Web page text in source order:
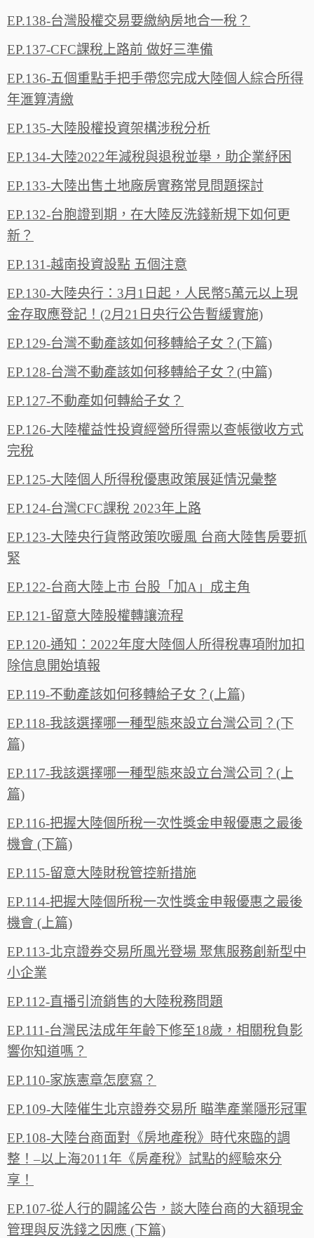
EP.138-台灣股權交易要繳納房地合一稅？
EP.137-CFC課稅上路前 做好三準備
EP.136-五個重點手把手帶您完成大陸個人綜合所得
年滙算清繳
EP.135-大陸股權投資架構涉稅分析
EP.134-大陸2022年減稅與退稅並舉，助企業紓困
EP.133-大陸出售土地廠房實務常見問題探討
EP.132-台胞證到期，在大陸反洗錢新規下如何更
新？
EP.131-越南投資設點 五個注意
EP.130-大陸央行：3月1日起，人民幣5萬元以上現
金存取應登記！(2月21日央行公告暫緩實施)
EP.129-台灣不動產該如何移轉給子女？(下篇)
EP.128-台灣不動產該如何移轉給子女？(中篇)
EP.127-不動產如何轉給子女？
EP.126-大陸權益性投資經營所得需以查帳徵收方式
完稅
EP.125-大陸個人所得稅優惠政策展延情況彙整
EP.124-台灣CFC課稅 2023年上路
EP.123-大陸央行貨幣政策吹暖風 台商大陸售房要抓
緊
EP.122-台商大陸上市 台股「加A」成主角
EP.121-留意大陸股權轉讓流程
EP.120-通知：2022年度大陸個人所得稅專項附加扣
除信息開始填報
EP.119-不動產該如何移轉給子女？(上篇)
EP.118-我該選擇哪一種型態來設立台灣公司？(下
篇)
EP.117-我該選擇哪一種型態來設立台灣公司？(上
篇)
EP.116-把握大陸個所稅一次性獎金申報優惠之最後
機會 (下篇)
EP.115-留意大陸財稅管控新措施
EP.114-把握大陸個所稅一次性獎金申報優惠之最後
機會 (上篇)
EP.113-北京證券交易所風光登場 聚焦服務創新型中
小企業
EP.112-直播引流銷售的大陸稅務問題
EP.111-台灣民法成年年齡下修至18歲，相關稅負影
響你知道嗎？
EP.110-家族憲章怎麼寫？
EP.109-大陸催生北京證券交易所 瞄準產業隱形冠軍
EP.108-大陸台商面對《房地產稅》時代來臨的調
整！–以上海2011年《房產稅》試點的經驗來分
享！
EP.107-從人行的闢謠公告，談大陸台商的大額現金
管理與反洗錢之因應 (下篇)